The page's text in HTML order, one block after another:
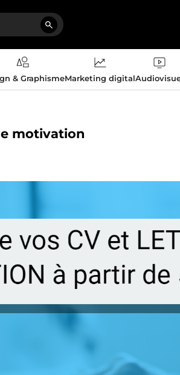
& GraphismeMarketing digital
motivation